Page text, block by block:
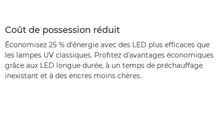
Coût de possession réduit
Économisez 25 % d'énergie avec des LED plus efficaces que
les lampes UV classiques. Profitez d'avantages économiques
grâce aux LED longue durée, à un temps de préchauffage
inexistant et à des encres moins chères.